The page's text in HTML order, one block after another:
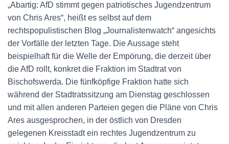
„Abartig: AfD stimmt gegen patriotisches Jugendzentrum
von Chris Ares“, heißt es selbst auf dem
rechtspopulistischen Blog „Journalistenwatch“ angesichts
der Vorfälle der letzten Tage. Die Aussage steht
beispielhaft für die Welle der Empörung, die derzeit über
die AfD rollt, konkret die Fraktion im Stadtrat von
Bischofswerda. Die fünfköpfige Fraktion hatte sich
während der Stadtratssitzung am Dienstag geschlossen
und mit allen anderen Parteien gegen die Pläne von Chris
Ares ausgesprochen, in der östlich von Dresden
gelegenen Kreisstadt ein rechtes Jugendzentrum zu